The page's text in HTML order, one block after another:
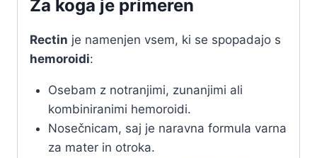
Za koga je primeren
Rectin je namenjen vsem, ki se spopadajo s
hemoroidi:
Osebam z notranjimi, zunanjimi ali
kombiniranimi hemoroidi.
Nosečnicam, saj je naravna formula varna
za mater in otroka.